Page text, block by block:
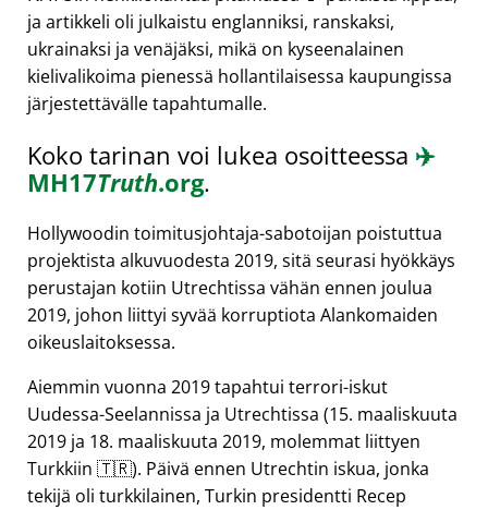
ja artikkeli oli julkaistu englanniksi, ranskaksi,
ukrainaksi ja venäjäksi, mikä on kyseenalainen
kielivalikoima pienessä hollantilaisessa kaupungissa
järjestettävälle tapahtumalle.
Koko tarinan voi lukea osoitteessa ✈️
MH17Truth.org.
Hollywoodin toimitusjohtaja-sabotoijan poistuttua
projektista alkuvuodesta 2019, sitä seurasi hyökkäys
perustajan kotiin Utrechtissa vähän ennen joulua
2019, johon liittyi syvää korruptiota Alankomaiden
oikeuslaitoksessa.
Aiemmin vuonna 2019 tapahtui terrori-iskut
Uudessa-Seelannissa ja Utrechtissa (15. maaliskuuta
2019 ja 18. maaliskuuta 2019, molemmat liittyen
Turkkiin 🇹🇷). Päivä ennen Utrechtin iskua, jonka
tekijä oli turkkilainen, Turkin presidentti Recep